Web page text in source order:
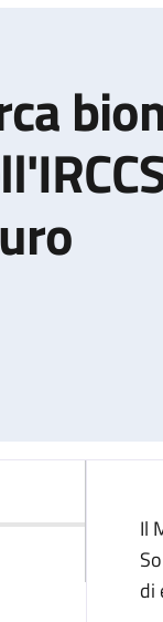
ricerca
Il
di